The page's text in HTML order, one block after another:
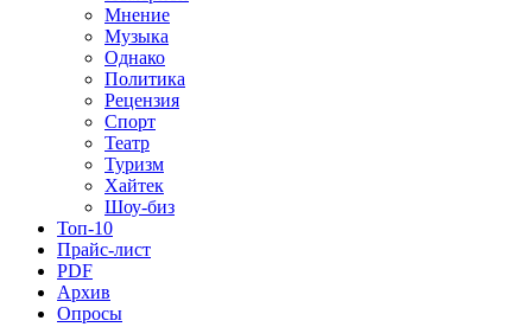
Мнение
Музыка
Однако
Политика
Рецензия
Спорт
Театр
Туризм
Хайтек
Шоу-биз
Топ-10
Прайс-лист
PDF
Архив
Опросы